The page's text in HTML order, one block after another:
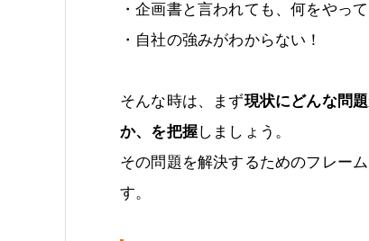
・企画書と言われても、何をやっ
・自社の強みがわからない！
そんな時は、まず現状にどんな問
か、を把握しましょう。
その問題を解決するためのフレー
す。